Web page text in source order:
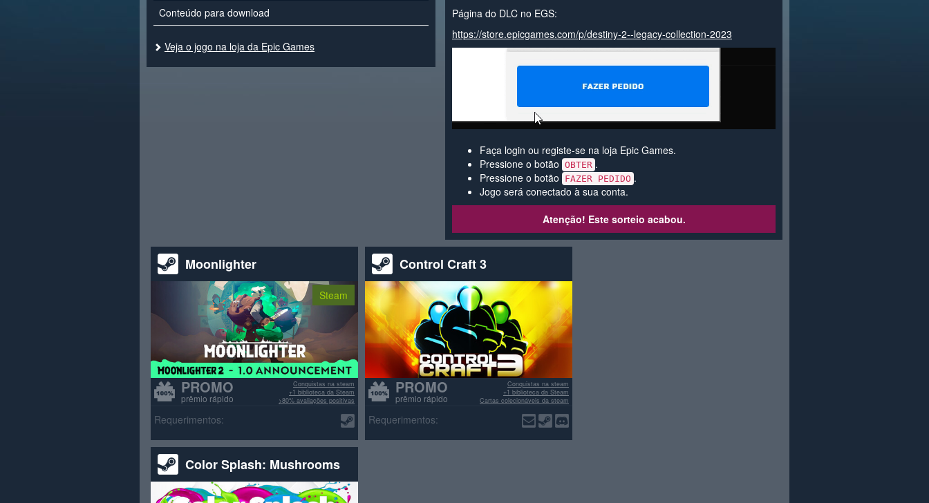
Conteúdo para download
Veja o jogo na loja da Epic Games
Página do DLC no EGS:
https://store.epicgames.com/p/destiny-2--legacy-collection-2023
Faça login ou registe-se na loja Epic Games.
Pressione o botão OBTER .
Pressione o botão
FAZER PEDIDO .
Jogo será conectado à sua conta.
Atenção! Este sorteio acabou.
Moonlighter
Steam
PROMO
prêmio rápido
Conquistas na steam
+1 biblioteca da Steam
>80% avaliações positivas
Requerimentos:
Control Craft 3
PROMO
prêmio rápido
Conquistas na steam
+1 biblioteca da Steam
Cartas colecionáveis da steam
Requerimentos:
Color Splash: Mushrooms